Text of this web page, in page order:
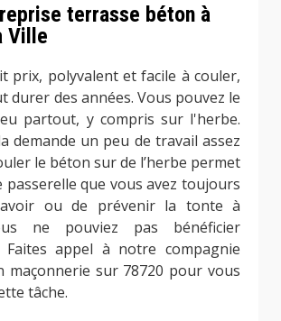
terrasse béton à
Ville
prix, polyvalent et facile à couler,
durer des années. Vous pouvez le
partout, y compris sur l'herbe.
demande un peu de travail assez
le béton sur de l’herbe permet
passerelle que vous avez toujours
ou de prévenir la tonte à
ne pouviez pas bénéficier
Faites appel à notre compagnie
maçonnerie sur 78720 pour vous
tâche.